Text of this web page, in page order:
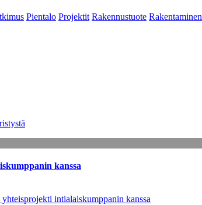
Pientalo Projektit Rakennustuote Rakentaminen
kanssa
intialaiskumppanin kanssa